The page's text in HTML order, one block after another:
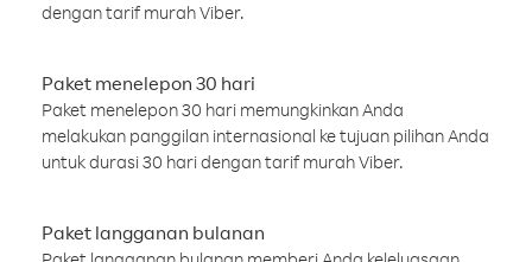
dengan tarif murah Viber.
Paket menelepon 30 hari
Paket menelepon 30 hari memungkinkan Anda
melakukan panggilan internasional ke tujuan pilihan Anda
untuk durasi 30 hari dengan tarif murah Viber.
Paket langganan bulanan